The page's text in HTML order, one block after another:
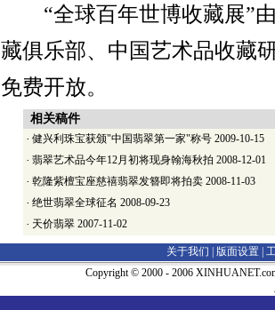
“全球百年世博收藏展”由
藏俱乐部、中国艺术品收藏
免费开放。
相关稿件
· 健兴利珠宝获颁"中国翡翠第一家"称号 2009-10-15
· 翡翠艺术品今年12月初将现身翰海秋拍 2008-12-01
· 乾隆紫檀宝座慈禧翡翠发簪即将拍卖 2008-11-03
· 绝世翡翠全球征名 2008-09-23
· 天价翡翠 2007-11-02
关于我们 | 版面设置
Copyright © 2000 - 2006